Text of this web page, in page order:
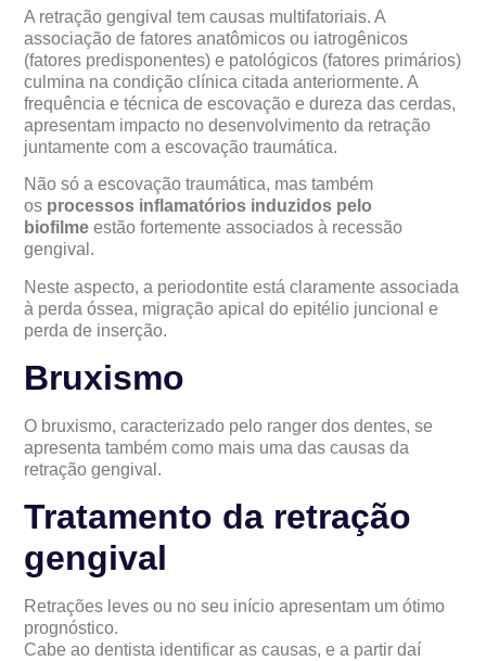
A retração gengival tem causas multifatoriais. A
associação de fatores anatômicos ou iatrogênicos
(fatores predisponentes) e patológicos (fatores primários)
culmina na condição clínica citada anteriormente. A
frequência e técnica de escovação e dureza das cerdas,
apresentam impacto no desenvolvimento da retração
juntamente com a escovação traumática.
Não só a escovação traumática, mas também
os processos inflamatórios induzidos pelo
biofilme estão fortemente associados à recessão
gengival.
Neste aspecto, a periodontite está claramente associada
à perda óssea, migração apical do epitélio juncional e
perda de inserção.
Bruxismo
O bruxismo, caracterizado pelo ranger dos dentes, se
apresenta também como mais uma das causas da
retração gengival.
Tratamento da retração
gengival
Retrações leves ou no seu início apresentam um ótimo
prognóstico.
Cabe ao dentista identificar as causas, e a partir daí